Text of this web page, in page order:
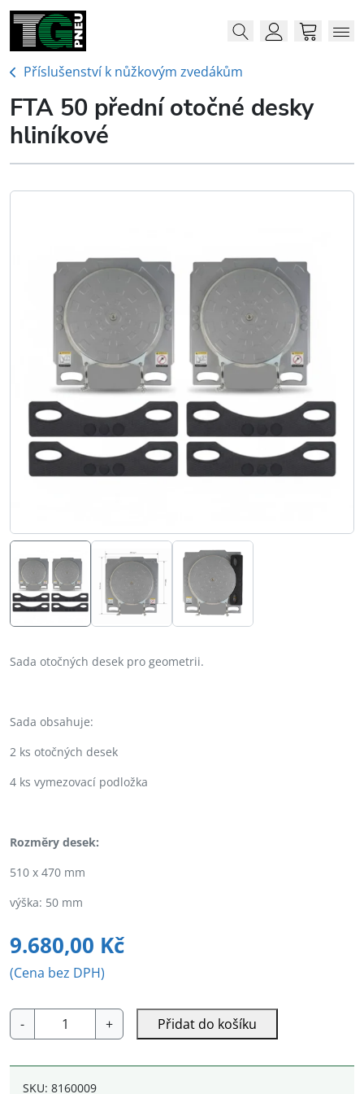
Příslušenství k nůžkovým zvedákům
FTA 50 přední otočné desky
hliníkové
Sada otočných desek pro geometrii.
Sada obsahuje:
2 ks otočných desek
4 ks vymezovací podložka
Rozměry desek:
510 x 470 mm
výška: 50 mm
9.680,00 Kč
(Cena bez DPH)
-
FTA
50
+ Přidat do košíku
SKU: 8160009